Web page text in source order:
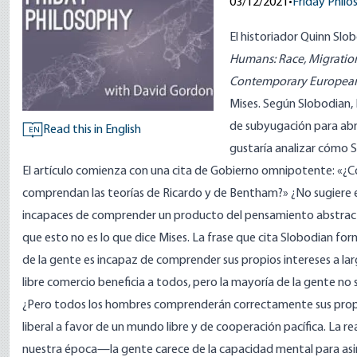
EN Read this in English
El historiador Quinn
Humans: Race,
Contemporary
Mises. Según
de subyugación para
gustaría analizar cómo
El artículo comienza con una cita de Gobierno omnipotente:
comprendan las teorías de Ricardo y de Bentham?» ¿No
incapaces de comprender un producto del pensamiento
que esto no es lo que dice Mises. La frase que cita Slobodian
de la gente es incapaz de comprender sus propios intereses a
libre comercio beneficia a todos, pero la mayoría de la gente no
¿Pero todos los hombres comprenderán correctamente sus
liberal a favor de un mundo libre y de cooperación pacífica. La
nuestra época—la gente carece de la capacidad mental para